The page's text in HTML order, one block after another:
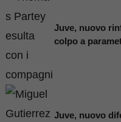
Juve, nuovo
colpo a
Juve, nuovo